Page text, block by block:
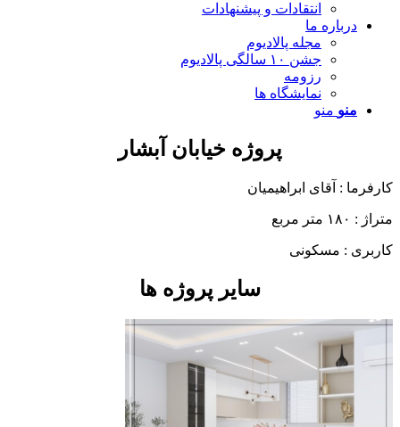
انتقادات و پیشنهادات
درباره ما
مجله پالادیوم
جشن ۱۰ سالگی پالادیوم
رزومه
نمایشگاه ها
منو منو
پروژه خیابان آبشار
کارفرما : آقای ابراهیمیان
متراژ : ۱۸۰ متر مربع
کاربری : مسکونی
سایر پروژه ها